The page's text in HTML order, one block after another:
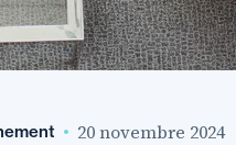
20 novembre 2024